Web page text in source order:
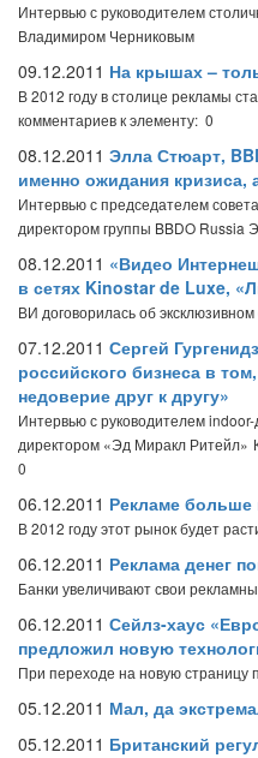
Интервью с руководителем
Владимиром Черниковым
09.12.2011 На крышах –
В 2012 году в столице рекламы
комментариев к элементу: 0
08.12.2011 Элла Стюарт,
именно ожидания кризиса,
Интервью с председателем
директором группы BBDO Russia
08.12.2011 «Видео
в сетях Kinostar de Luxe,
ВИ договорилась об эксклюзивном
07.12.2011 Сергей
российского бизнеса в
недоверие друг к другу»
Интервью с руководителем
директором «Эд Миракл Ритейл»
0
06.12.2011 Рекламе больше
В 2012 году этот рынок будет
06.12.2011 Реклама денег
Банки увеличивают свои
06.12.2011 Сейлз-хаус
предложил новую
При переходе на новую страницу
05.12.2011 Мал, да
05.12.2011 Британский